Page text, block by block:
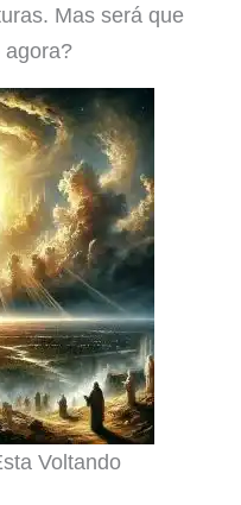
Mas será que
agora?
Voltando